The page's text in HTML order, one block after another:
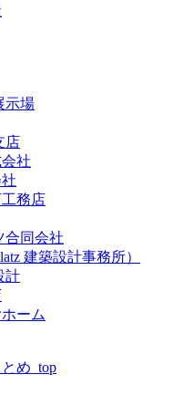
示場
店
社
務店
合同会社
建築設計事務所）
計
ーム
め_top